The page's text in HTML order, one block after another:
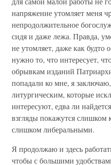
напряжение утомляет меня
непродолжительное
сидя и даже лежа. Правда,
не утомляет, даже как
нужно то, что интересует,
обрывкам изданий
попадали ко мне, я
литургическим, которые
интересуют, едва ли
взгляды покажутся слишком
слишком либеральными.
Я продолжаю и здесь
чтобы с большими